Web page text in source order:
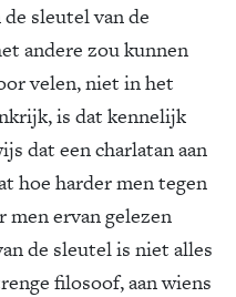
sleutel van de
andere zou kunnen
velen, niet in het
is dat kennelijk
dat een charlatan aan
hoe harder men tegen
men ervan gelezen
de sleutel is niet alles
filosoof, aan wiens